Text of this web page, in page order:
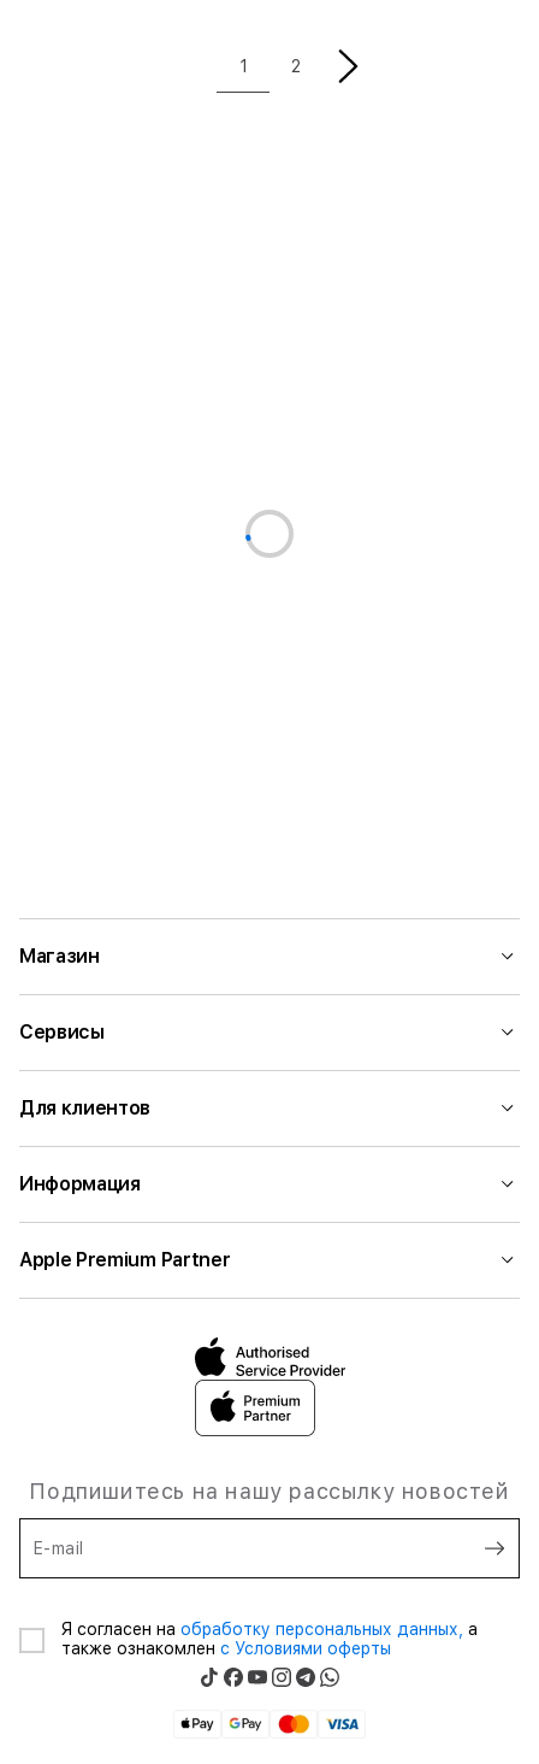
1 2
Магазин
Сервисы
Для клиентов
Информация
Apple Premium Partner
Подпишитесь на нашу рассылку новостей
E-mail
Я согласен на обработку персональных данных, а
также ознакомлен с Условиями оферты